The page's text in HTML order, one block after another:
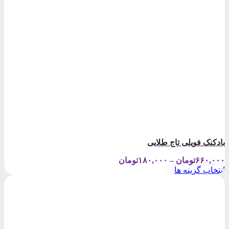
بادکنک فویلی تاج طلایی
۶۶۰,۰۰۰تومان – ۱۸۰,۰۰۰تومان
انتخاب گزینه ها